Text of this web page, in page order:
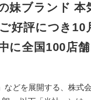
妹ブランド
好評につき10
に全国100店
どを展開する、株式